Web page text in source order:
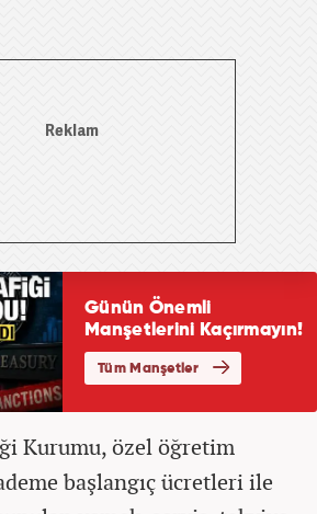
Kurumu, özel öğretim
başlangıç ücretleri ile